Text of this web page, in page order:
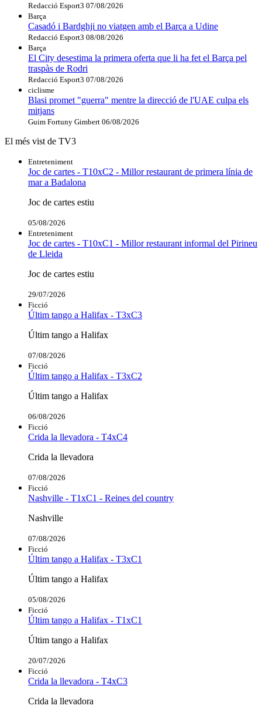
Redacció Esport3 07/08/2026
Barça
Casadó i Bardghji no viatgen amb el Barça a Udine
Redacció Esport3 08/08/2026
Barça
El City desestima la primera oferta que li ha fet el Barça pel
traspàs de Rodri
Redacció Esport3 07/08/2026
ciclisme
Blasi promet "guerra" mentre la direcció de l'UAE culpa els
mitjans
Guim Fortuny Gimbert 06/08/2026
El més vist de TV3
Entreteniment
Joc de cartes - T10xC2 - Millor restaurant de primera línia de
mar a Badalona
Joc de cartes estiu
05/08/2026
Entreteniment
Joc de cartes - T10xC1 - Millor restaurant informal del Pirineu
de Lleida
Joc de cartes estiu
29/07/2026
Ficció
Últim tango a Halifax - T3xC3
Últim tango a Halifax
07/08/2026
Ficció
Últim tango a Halifax - T3xC2
Últim tango a Halifax
06/08/2026
Ficció
Crida la llevadora - T4xC4
Crida la llevadora
07/08/2026
Ficció
Nashville - T1xC1 - Reines del country
Nashville
07/08/2026
Ficció
Últim tango a Halifax - T3xC1
Últim tango a Halifax
05/08/2026
Ficció
Últim tango a Halifax - T1xC1
Últim tango a Halifax
20/07/2026
Ficció
Crida la llevadora - T4xC3
Crida la llevadora